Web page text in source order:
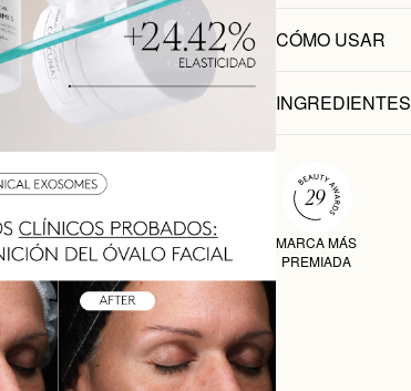
CÓMO USAR
INGREDIENTES
MARCA MÁS
PREMIADA